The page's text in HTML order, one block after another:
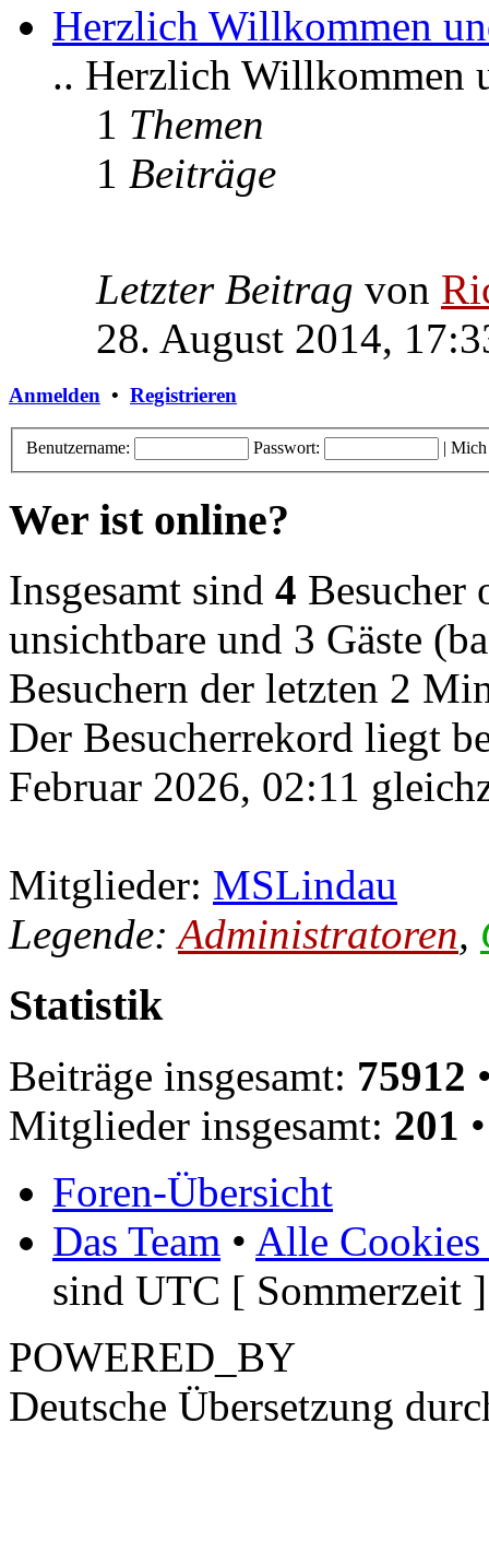
Herzlich Willkommen
.. Herzlich Willkommen
1 Themen
1 Beiträge
Letzter Beitrag von
28. August 2014,
Anmelden • Registrieren
Benutzername: Passwort: | Mich
Wer ist online?
Insgesamt sind 4 Besucher
unsichtbare und 3 Gäste
Besuchern der letzten 2
Der Besucherrekord liegt
Februar 2026, 02:11
Mitglieder: MSLindau
Legende:Administratoren,
Statistik
Beiträge insgesamt: 75912
Mitglieder insgesamt: 201
Foren-Übersicht
Das Team • Alle Cookies
sind UTC [ Sommerzeit ]
POWERED_BY
Deutsche Übersetzung